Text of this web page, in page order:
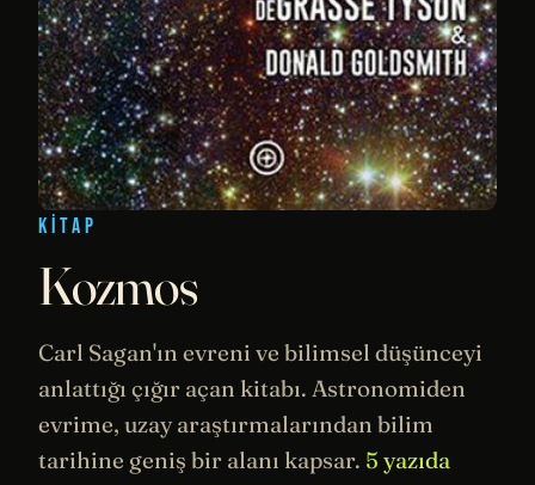
KITAP
Kozmos
Carl Sagan'ın evreni ve bilimsel düşünceyi
anlattığı çığır açan kitabı. Astronomiden
evrime, uzayaraştırmalarından bilim
tarihine geniş bir alanı kapsar. 5 yazıda